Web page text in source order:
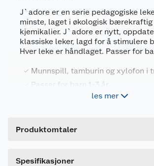
J`adore er en serie pedagogiske
minste, laget i økologisk
kjemikalier. J`adore er nytt,
klassiske leker, lagd for å stimulere
Hver leke er håndlaget. Passer for
Munnspill, tamburin og xylofon i
Passer for barn 1-3 år
les mer
Produktomtaler
Dette produktet har ikke fått noen
Spesifikasjoner
Generelt
Artikkelnummer
Leverandørens artikkelnummer
Lengde